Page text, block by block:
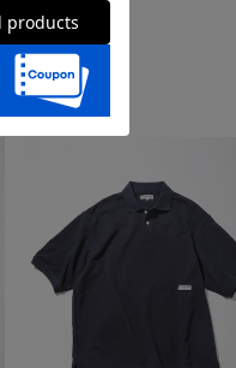
17,600
NEW